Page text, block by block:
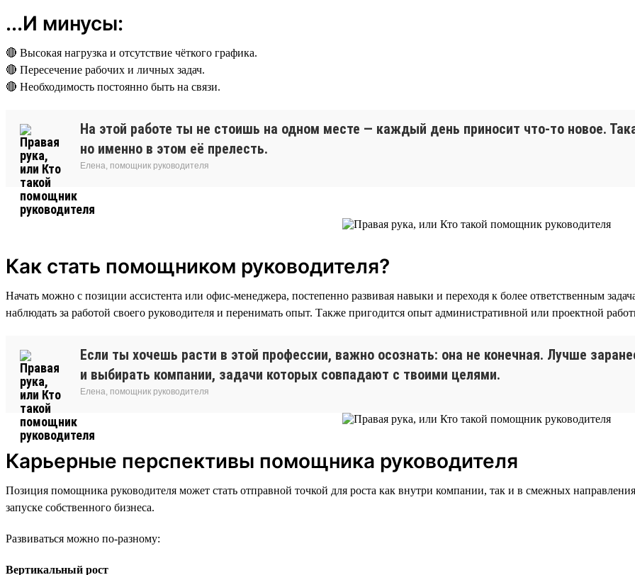
...И минусы:
🔴 Высокая нагрузка и отсутствие чёткого графика.
🔴 Пересечение рабочих и личных задач.
🔴 Необходимость постоянно быть на связи.
На этой работе ты не стоишь на одном месте — каждый день приносит что-то новое.
но именно в этом её прелесть.
Елена, помощник руководителя
Как стать помощником руководителя?
Начать можно с позиции ассистента или офис-менеджера, постепенно развивая навыки и переходя к более ответственным
наблюдать за работой своего руководителя и перенимать опыт. Также пригодится опыт административной или проектной
Если ты хочешь расти в этой профессии, важно осознать: она не конечная. Лучше
и выбирать компании, задачи которых совпадают с твоими целями.
Елена, помощник руководителя
Карьерные перспективы помощника руководителя
Позиция помощника руководителя может стать отправной точкой для роста как внутри компании, так и в смежных
запуске собственного бизнеса.
Развиваться можно по-разному:
Вертикальный рост